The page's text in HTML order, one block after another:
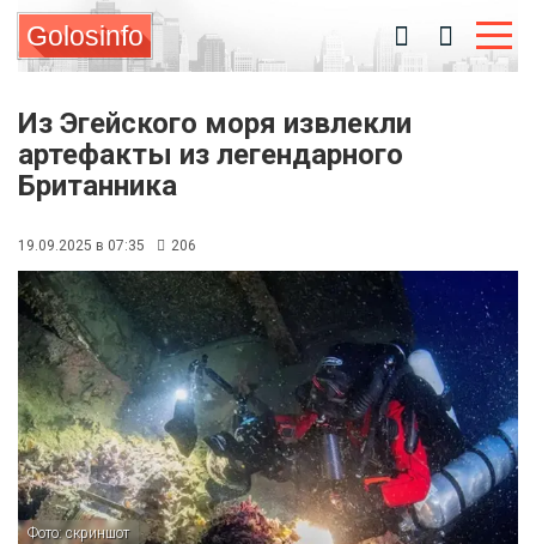
Golosinfo
Из Эгейского моря извлекли
артефакты из легендарного
Британника
19.09.2025 в 07:35 206
Фото: скриншот